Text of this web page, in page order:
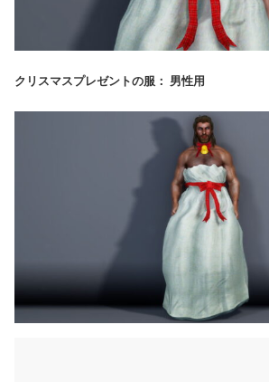
クリスマスプレゼントの服： 男性用